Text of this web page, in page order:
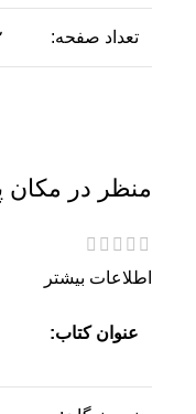
تعداد صفحه:
منظر در مکان
اطلاعات بیشتر
عنوان کتاب: